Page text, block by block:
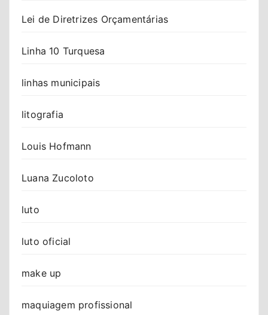
Lei de Diretrizes Orçamentárias
Linha 10 Turquesa
linhas municipais
litografia
Louis Hofmann
Luana Zucoloto
luto
luto oficial
make up
maquiagem profissional